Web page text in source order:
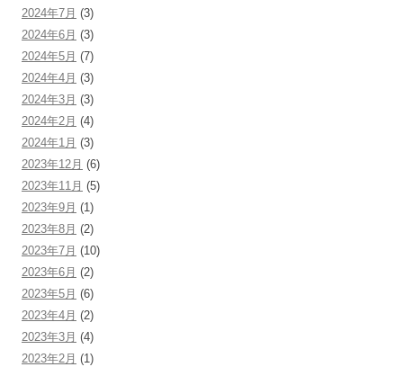
2024年7月 (3)
2024年6月 (3)
2024年5月 (7)
2024年4月 (3)
2024年3月 (3)
2024年2月 (4)
2024年1月 (3)
2023年12月 (6)
2023年11月 (5)
2023年9月 (1)
2023年8月 (2)
2023年7月 (10)
2023年6月 (2)
2023年5月 (6)
2023年4月 (2)
2023年3月 (4)
2023年2月 (1)